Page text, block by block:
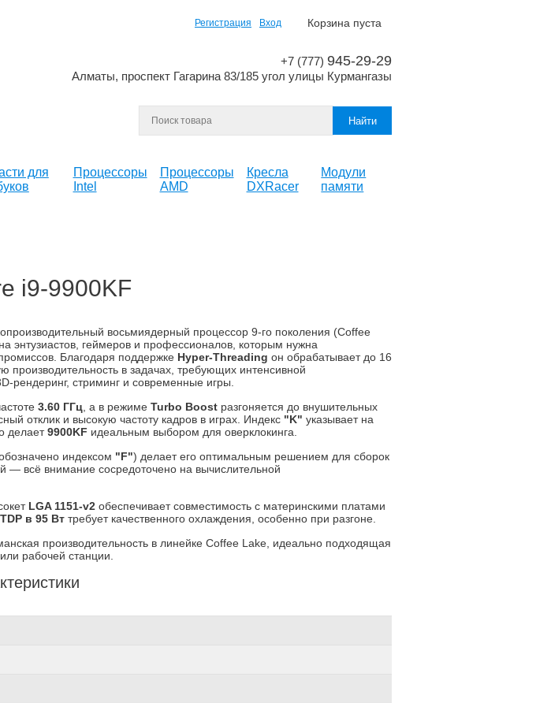
Корзина пуста
Регистрация Вход
+7 (777) 945-29-29
Алматы, проспект Гагарина 83/185 угол улицы Курмангазы
для
Процессоры
Intel
Процессоры
AMD
Кресла
DXRacer
Модули
памяти
i9-9900KF
восьмиядерный процессор 9-го поколения (Coffee
энтузиастов, геймеров и профессионалов, которым нужна
Благодаря поддержке Hyper-Threading он обрабатывает до 16
производительность в задачах, требующих интенсивной
рендеринг, стриминг и современные игры.
3.60 ГГц , а в режиме Turbo Boost разгоняется до внушительных
отклик и высокую частоту кадров в играх. Индекс "K" указывает на
делает9900KF идеальным выбором для оверклокинга.
индексом "F") делает его оптимальным решением для сборок
— всё внимание сосредоточено на вычислительной
LGA 1151-v2 обеспечивает совместимость с материнскими платами
TDP в 95 Вт требует качественного охлаждения, особенно при разгоне.
производительность в линейке Coffee Lake, идеально подходящая
рабочей станции.